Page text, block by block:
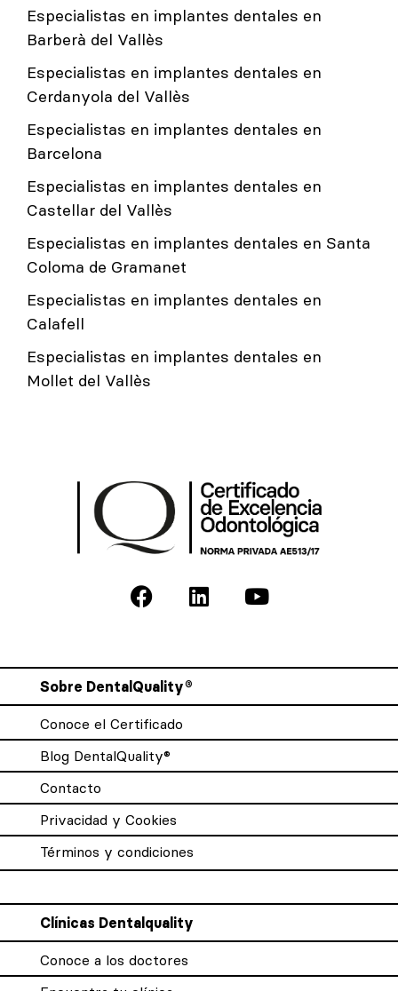
Especialistas en implantes dentales en
Barberà del Vallès
Especialistas en implantes dentales en
Cerdanyola del Vallès
Especialistas en implantes dentales en
Barcelona
Especialistas en implantes dentales en
Castellar del Vallès
Especialistas en implantes dentales en Santa
Coloma de Gramanet
Especialistas en implantes dentales en
Calafell
Especialistas en implantes dentales en
Mollet del Vallès
Sobre DentalQuality®
Conoce el Certificado
Blog DentalQuality®
Contacto
Privacidad y Cookies
Términos y condiciones
Clínicas Dentalquality
Conoce a los doctores